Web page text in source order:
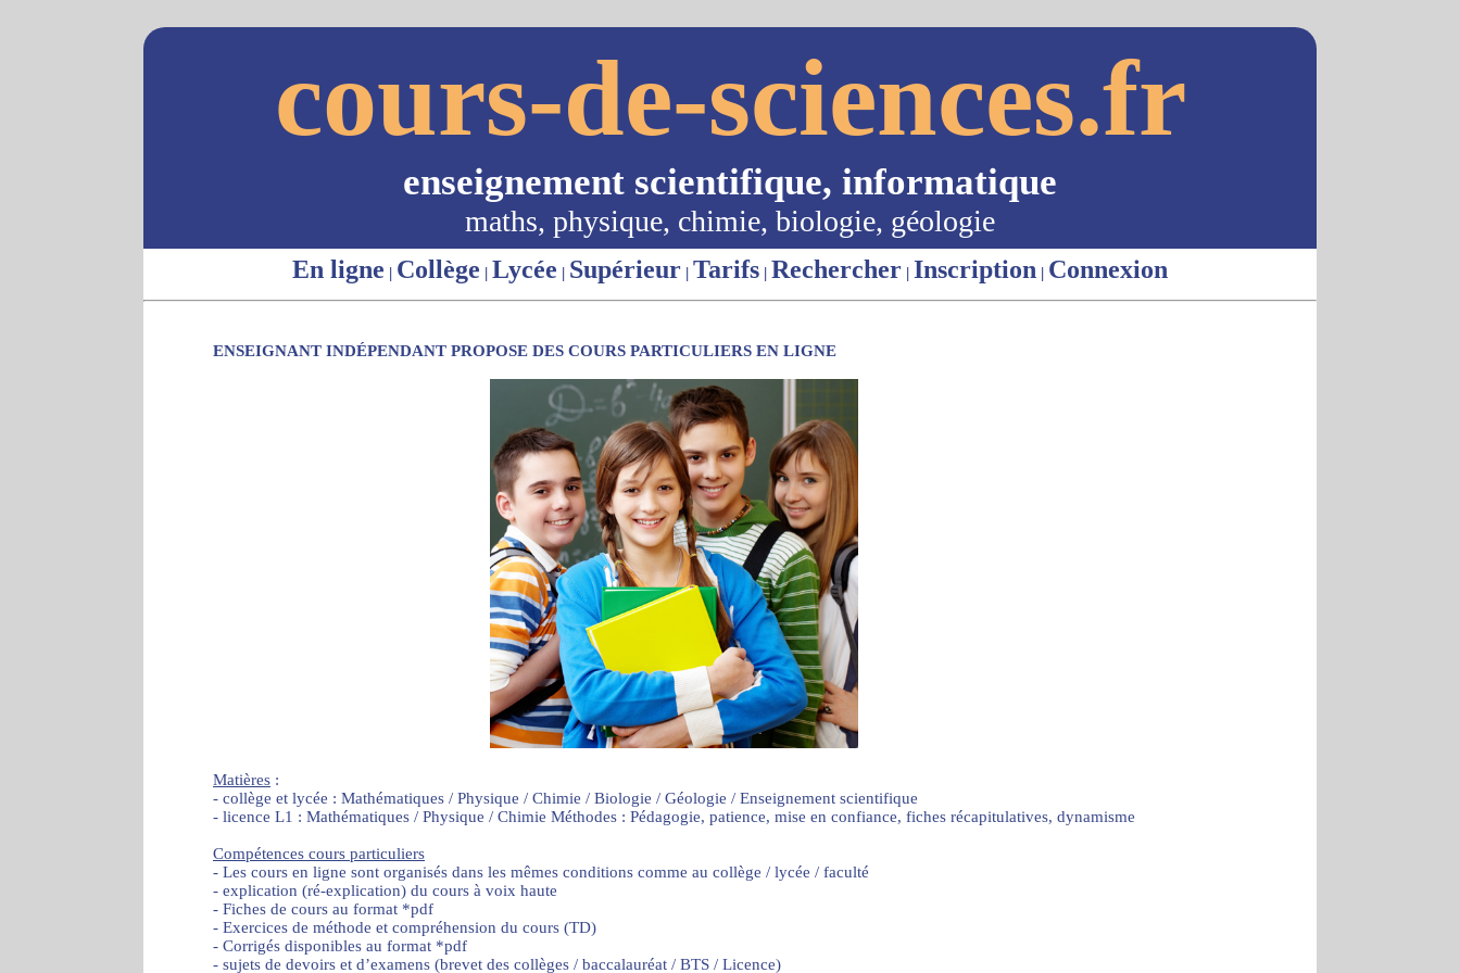
cours-de-sciences.fr
enseignement scientifique, informatique
maths, physique, chimie, biologie, géologie
En ligne | Collège | Lycée | Supérieur | Tarifs | Rechercher | Inscription | Connexion
ENSEIGNANT INDÉPENDANT PROPOSE DES COURS PARTICULIERS EN LIGNE
Matières :
- collège et lycée : Mathématiques / Physique / Chimie / Biologie / Géologie / Enseignement scientifique
- licence L1 : Mathématiques / Physique / Chimie Méthodes : Pédagogie, patience, mise en confiance, fiches récapitulatives, dynamisme
Compétences cours particuliers
- Les cours en ligne sont organisés dans les mêmes conditions comme au collège / lycée / faculté
- explication (ré-explication) du cours à voix haute
- Fiches de cours au format *pdf
- Exercices de méthode et compréhension du cours (TD)
- Corrigés disponibles au format *pdf
- sujets de devoirs et d’examens (brevet des collèges / baccalauréat / BTS / Licence)